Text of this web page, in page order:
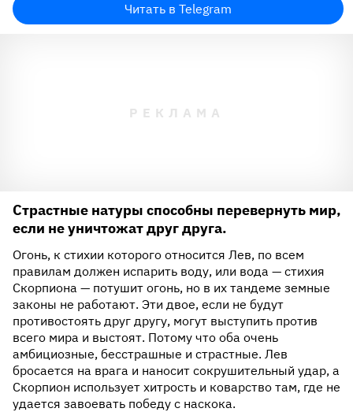
Читать в Telegram
Страстные натуры способны перевернуть мир,
если не уничтожат друг друга.
Огонь, к стихии которого относится Лев, по всем
правилам должен испарить воду, или вода — стихия
Скорпиона — потушит огонь, но в их тандеме земные
законы не работают. Эти двое, если не будут
противостоять друг другу, могут выступить против
всего мира и выстоят. Потому что оба очень
амбициозные, бесстрашные и страстные. Лев
бросается на врага и наносит сокрушительный удар, а
Скорпион использует хитрость и коварство там, где не
удается завоевать победу с наскока.